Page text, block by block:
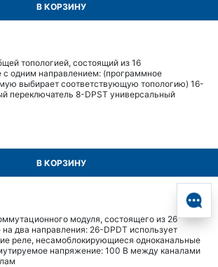
В КОРЗИНУ
топологией, состоящий из 16
одним направлением: (программное
выбирает соответствующую топологию) 16-
переключатель 8-DPST универсальный
В КОРЗИНУ
модуля, состоящего из 26
два направления: 26-DPDT использует
реле, несамоблокирующиеся одноканальные
напряжение: 100 В между каналами